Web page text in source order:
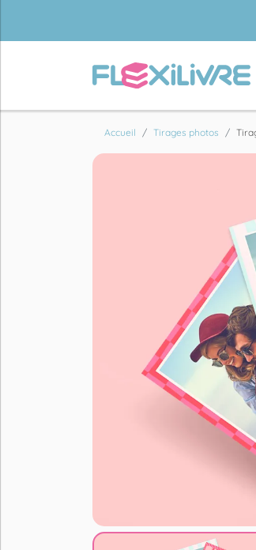
Accueil Tirages photos